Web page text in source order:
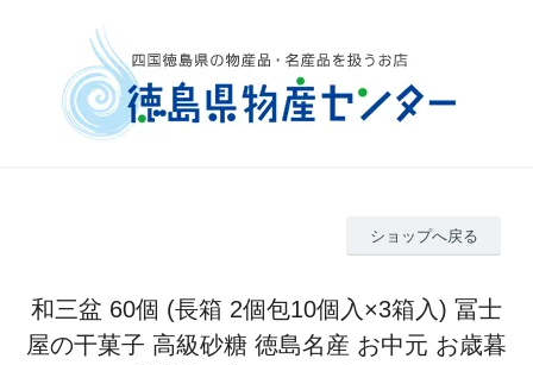
ショップへ戻る
和三盆 60個 (長箱 2個包10個入×3箱入) 冨士
屋の干菓子 高級砂糖 徳島名産 お中元 お歳暮